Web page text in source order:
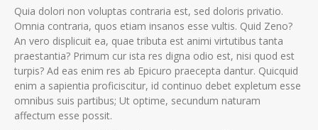
Quia dolori non voluptas contraria est, sed doloris privatio.
Omnia contraria, quos etiam insanos esse vultis. Quid Zeno?
An vero displicuit ea, quae tributa est animi virtutibus tanta
praestantia? Primum cur ista res digna odio est, nisi quod est
turpis? Ad eas enim res ab Epicuro praecepta dantur. Quicquid
enim a sapientia proficiscitur, id continuo debet expletum esse
omnibus suis partibus; Ut optime, secundum naturam
affectum esse possit.